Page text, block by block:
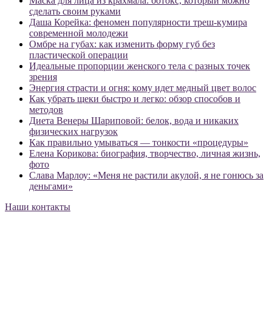
сделать своим руками
Даша Корейка: феномен популярности треш-кумира
современной молодежи
Омбре на губах: как изменить форму губ без
пластической операции
Идеальные пропорции женского тела с разных точек
зрения
Энергия страсти и огня: кому идет медный цвет волос
Как убрать щеки быстро и легко: обзор способов и
методов
Диета Венеры Шариповой: белок, вода и никаких
физических нагрузок
Как правильно умываться — тонкости «процедуры»
Елена Корикова: биография, творчество, личная жизнь,
фото
Слава Марлоу: «Меня не растили акулой, я не гонюсь за
деньгами»
Наши контакты